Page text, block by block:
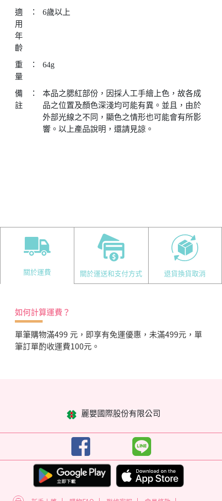
適
用
年
齡
： 6歲以上
重
量
： 64g
備
註
：
本品之腮紅部份，因採人工手繪上色，故各成
品之位置及顏色深淺均可能有異。並且，由於
外部光線之不同，顯色之情形也可能會有所影
響。以上產品說明，還請見諒。
關於運費 關於運送和支付方式 退貨換貨取消
如何計算運費？
單筆購物滿499 元，即享有免運優惠，未滿499元，單
筆訂單酌收運費100元。
麗嬰國際股份有限公司